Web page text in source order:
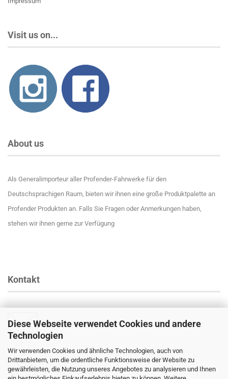
Diese Webseite verwendet Cookies und andere
Technologien
Wir verwenden Cookies und ähnliche Technologien, auch von
Drittanbietern, um die ordentliche Funktionsweise der Website zu
gewährleisten, die Nutzung unseres Angebotes zu analysieren und Ihnen
Visit us on...
About us
Als Generalimporteur aller Profender-Fahrwerke für den
Deutschsprachigen Raum, bieten wir ihnen eine große Produktpalette an
Profender Produkten an. Falls Sie Fragen oder Anmerkungen haben,
stehen wir ihnen gerne zur Verfügung
Kontakt
Email: info@profender-shocks.com
+4917630168024